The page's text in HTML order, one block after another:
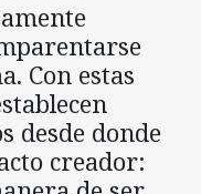
Con estas
desde donde
creador: